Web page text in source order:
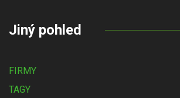
Jiný pohled
FIRMY
TAGY